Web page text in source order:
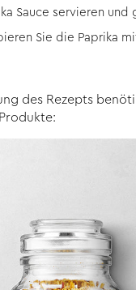
Sauce servieren und
Sie die Paprika
des Rezepts